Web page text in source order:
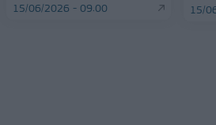
15/06/2026 - 09:00 15/